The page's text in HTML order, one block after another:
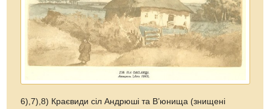
6),7),8) Краєвиди сіл Андрюші та В’юнища (знищені